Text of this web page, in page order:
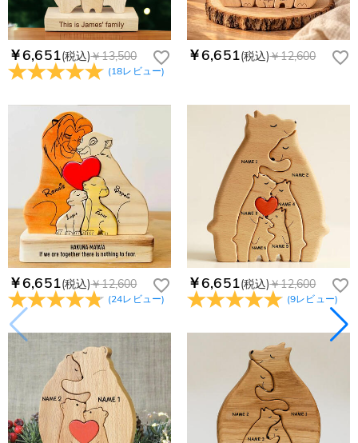
￥6,651(税込)￥13,500
(18レビュー)
￥6,651(税込)￥12,600
￥6,651(税込)￥12,600
(24レビュー)
￥6,651(税込)￥12,600
(9レビュー)